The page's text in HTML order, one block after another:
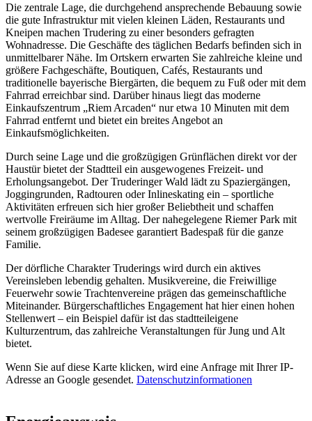
Die zentrale Lage, die durchgehend ansprechende Bebauung sowie
die gute Infrastruktur mit vielen kleinen Läden, Restaurants und
Kneipen machen Trudering zu einer besonders gefragten
Wohnadresse. Die Geschäfte des täglichen Bedarfs befinden sich in
unmittelbarer Nähe. Im Ortskern erwarten Sie zahlreiche kleine und
größere Fachgeschäfte, Boutiquen, Cafés, Restaurants und
traditionelle bayerische Biergärten, die bequem zu Fuß oder mit dem
Fahrrad erreichbar sind. Darüber hinaus liegt das moderne
Einkaufszentrum „Riem Arcaden“ nur etwa 10 Minuten mit dem
Fahrrad entfernt und bietet ein breites Angebot an
Einkaufsmöglichkeiten.
Durch seine Lage und die großzügigen Grünflächen direkt vor der
Haustür bietet der Stadtteil ein ausgewogenes Freizeit- und
Erholungsangebot. Der Truderinger Wald lädt zu Spaziergängen,
Joggingrunden, Radtouren oder Inlineskating ein – sportliche
Aktivitäten erfreuen sich hier großer Beliebtheit und schaffen
wertvolle Freiräume im Alltag. Der nahegelegene Riemer Park mit
seinem großzügigen Badesee garantiert Badespaß für die ganze
Familie.
Der dörfliche Charakter Truderings wird durch ein aktives
Vereinsleben lebendig gehalten. Musikvereine, die Freiwillige
Feuerwehr sowie Trachtenvereine prägen das gemeinschaftliche
Miteinander. Bürgerschaftliches Engagement hat hier einen hohen
Stellenwert – ein Beispiel dafür ist das stadtteileigene
Kulturzentrum, das zahlreiche Veranstaltungen für Jung und Alt
bietet.
Wenn Sie auf diese Karte klicken, wird eine Anfrage mit Ihrer IP-
Adresse an Google gesendet. Datenschutzinformationen